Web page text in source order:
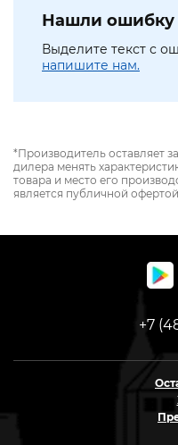
Нашли ошибку
Выделите текст с
напишите нам.
*Производитель оставляет
дилера менять
товара и место его
является публичной офертой
+7